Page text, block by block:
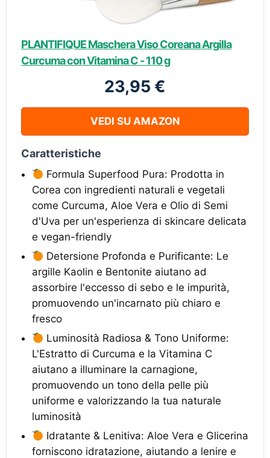
PLANTIFIQUE Maschera Viso Coreana Argilla
Curcuma con Vitamina C - 110 g
23,95 €
VEDI SU AMAZON
Caratteristiche
Formula Superfood Pura: Prodotta in
Corea con ingredienti naturali e vegetali
come Curcuma, Aloe Vera e Olio di Semi
d'Uva per un'esperienza di skincare delicata
e vegan-friendly
Detersione Profonda e Purificante: Le
argille Kaolin e Bentonite aiutano ad
assorbire l'eccesso di sebo e le impurità,
promuovendo un'incarnato più chiaro e
fresco
Luminosità Radiosa & Tono Uniforme:
L'Estratto di Curcuma e la Vitamina C
aiutano a illuminare la carnagione,
promuovendo un tono della pelle più
uniforme e valorizzando la tua naturale
luminosità
Idratante & Lenitiva: Aloe Vera e Glicerina
forniscono idratazione, aiutando a lenire e